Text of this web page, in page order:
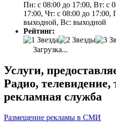
Пн: с 08:00 до 17:00, Вт: с
17:00, Чт: с 08:00 до 17:00,
выходной, Вс: выходной
Рейтинг:
Загрузка...
Услуги,
Радио, телевидение,
рекламная служба
Размещение рекламы в СМИ